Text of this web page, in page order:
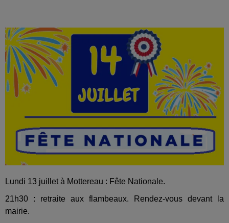
Lundi 13 juillet à Mottereau : Fête Nationale.
21h30 : retraite aux flambeaux. Rendez-vous devant la
mairie.